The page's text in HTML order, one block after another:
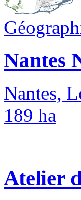
Nantes
Nantes,
189 ha
Atelier